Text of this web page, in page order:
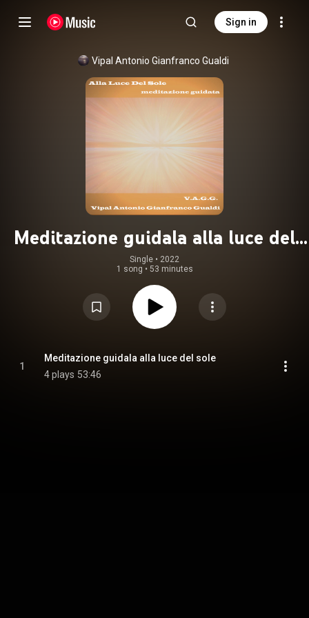
Sign in
Vipal Antonio Gianfranco Gualdi
Meditazione guidala alla luce del
sole
Single • 2022
1 song • 53 minutes
1
Meditazione guidala alla luce del sole
4 plays 53:46